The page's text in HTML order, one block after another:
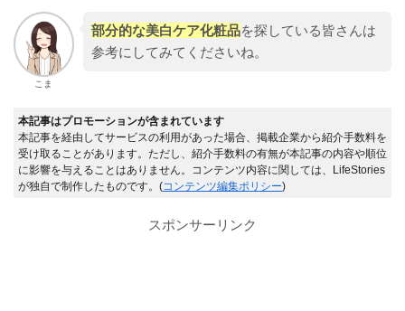
こま
部分的な美白ケア化粧品を探している皆さんは
参考にしてみてくださいね。
本記事はプロモーションが含まれています
本記事を経由してサービスの利用があった場合、掲載企業から紹介手数料を
受け取ることがあります。ただし、紹介手数料の有無が本記事の内容や順位
に影響を与えることはありません。コンテンツ内容に関しては、LifeStories
が独自で制作したものです。(コンテンツ編集ポリシー)
スポンサーリンク